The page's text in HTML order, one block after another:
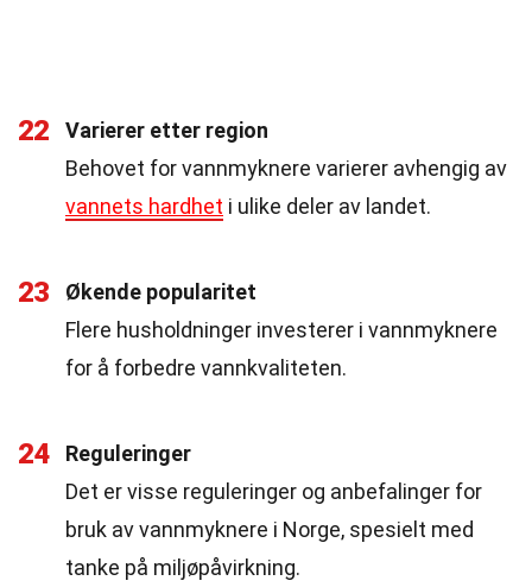
22
Varierer etter region
Behovet for vannmyknere varierer avhengig av
vannets hardhet i ulike deler av landet.
23
Økende popularitet
Flere husholdninger investerer i vannmyknere
for å forbedre vannkvaliteten.
24
Reguleringer
Det er visse reguleringer og anbefalinger for
bruk av vannmyknere i Norge, spesielt med
tanke på miljøpåvirkning.